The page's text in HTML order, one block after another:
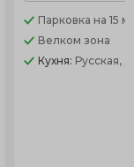
Парковка на 15
Велком зона
Кухня: Русская,